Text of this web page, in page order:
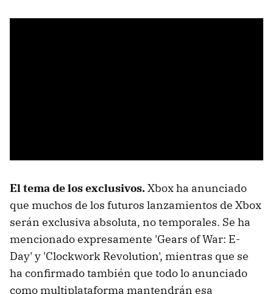
El tema de los exclusivos.Xbox ha anunciado
que muchos de los futuros lanzamientos de Xbox
serán exclusiva absoluta, no temporales. Se ha
mencionado expresamente 'Gears of War: E-
Day' y 'Clockwork Revolution', mientras que se
ha confirmado también que todo lo anunciado
como multiplataforma mantendrán esa